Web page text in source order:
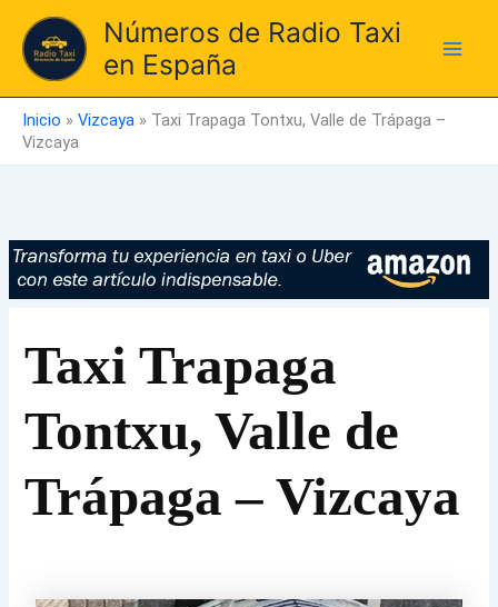
contenido
Números de Radio Taxi
en España
Inicio » Vizcaya » Taxi Trapaga Tontxu, Valle de Trápaga –
Vizcaya
Taxi Trapaga
Tontxu, Valle de
Trápaga – Vizcaya